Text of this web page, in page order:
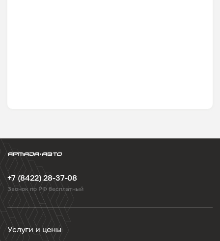
+7 (8422) 28-37-08
Звонок по РФ бесплатный
Услуги и цены